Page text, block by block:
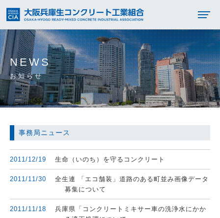
NEWS
お知らせ
事務局ニュース
2011/12/19 生命（いのち）を守るコンクリート
2011/11/30
全生連 「エコ舗装」道路のある町並み画像データ
募集について
2011/11/18
兵庫県「コンクリートミキサー車の洗浄水にかか